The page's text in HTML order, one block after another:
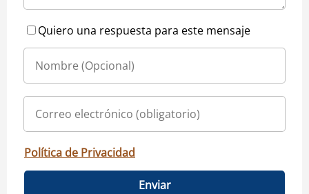
Quiero una respuesta para este mensaje
Política de Privacidad
Enviar